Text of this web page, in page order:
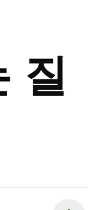
질